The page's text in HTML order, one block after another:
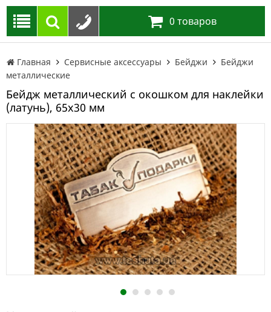
0 товаров
Главная Сервисные аксессуары Бейджи
Бейджи
металлические
Бейдж металлический с окошком для наклейки
(латунь), 65х30 мм
1 2 3 4 5